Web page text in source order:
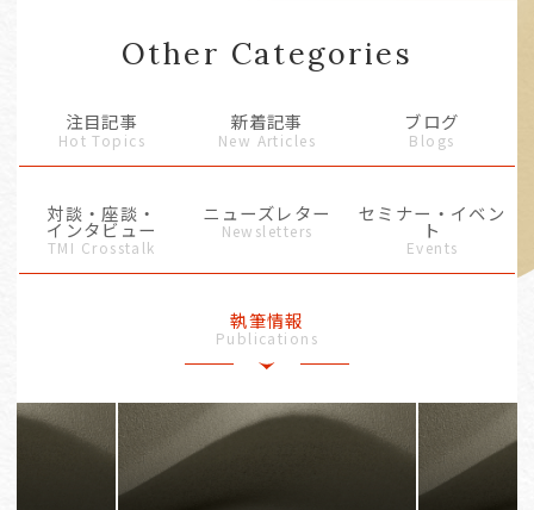
Other Categories
注目記事
Hot Topics
新着記事
New Articles
ブログ
Blogs
対談・座談・
インタビュー
TMI Crosstalk
ニューズレター
Newsletters
セミナー・イベン
ト
Events
執筆情報
Publications